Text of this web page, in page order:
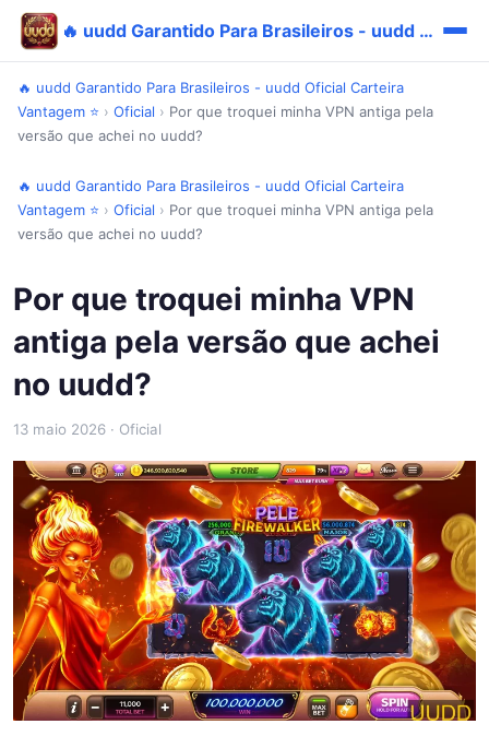
🔥 uudd Garantido Para Brasileiros - uudd Oficial Carteira Vantagem ⭐
🔥 uudd Garantido Para Brasileiros - uudd Oficial Carteira
Vantagem ⭐ › Oficial › Por que troquei minha VPN antiga pela
versão que achei no uudd?
🔥 uudd Garantido Para Brasileiros - uudd Oficial Carteira
Vantagem ⭐ › Oficial › Por que troquei minha VPN antiga pela
versão que achei no uudd?
Por que troquei minha VPN
antiga pela versão que achei
no uudd?
13 maio 2026 · Oficial